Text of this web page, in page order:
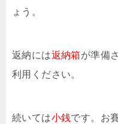
ょう。
返納には返納箱が準備
利用ください。
続いては小銭です。お